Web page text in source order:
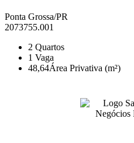
Ponta Grossa/PR
2073755.001
2 Quartos
1 Vaga
48,64Área Privativa (m²)